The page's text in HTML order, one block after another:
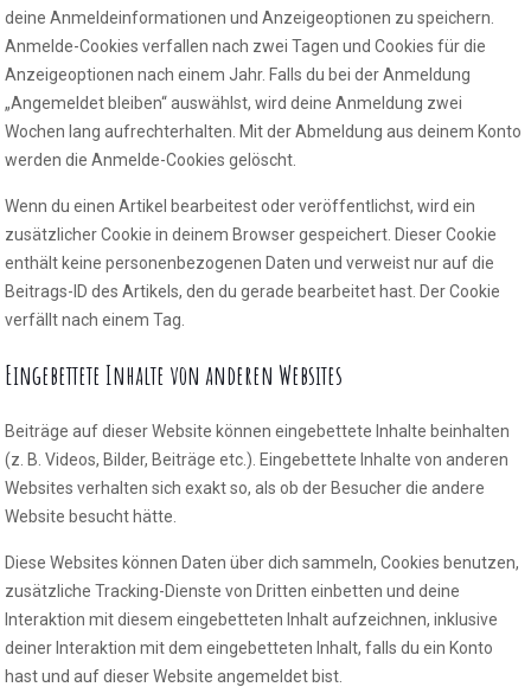
deine Anmeldeinformationen und Anzeigeoptionen zu speichern.
Anmelde-Cookies verfallen nach zwei Tagen und Cookies für die
Anzeigeoptionen nach einem Jahr. Falls du bei der Anmeldung
„Angemeldet bleiben“ auswählst, wird deine Anmeldung zwei
Wochen lang aufrechterhalten. Mit der Abmeldung aus deinem Konto
werden die Anmelde-Cookies gelöscht.
Wenn du einen Artikel bearbeitest oder veröffentlichst, wird ein
zusätzlicher Cookie in deinem Browser gespeichert. Dieser Cookie
enthält keine personenbezogenen Daten und verweist nur auf die
Beitrags-ID des Artikels, den du gerade bearbeitet hast. Der Cookie
verfällt nach einem Tag.
Eingebettete Inhalte von anderen Websites
Beiträge auf dieser Website können eingebettete Inhalte beinhalten
(z. B. Videos, Bilder, Beiträge etc.). Eingebettete Inhalte von anderen
Websites verhalten sich exakt so, als ob der Besucher die andere
Website besucht hätte.
Diese Websites können Daten über dich sammeln, Cookies benutzen,
zusätzliche Tracking-Dienste von Dritten einbetten und deine
Interaktion mit diesem eingebetteten Inhalt aufzeichnen, inklusive
deiner Interaktion mit dem eingebetteten Inhalt, falls du ein Konto
hast und auf dieser Website angemeldet bist.